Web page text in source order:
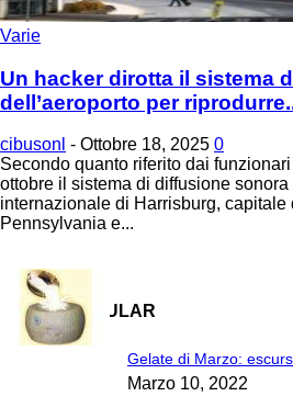
Varie
Un hacker dirotta il sistema
dell’aeroporto per
cibusonl - Ottobre 18, 2025 0
Secondo quanto riferito dai
ottobre il sistema di diffusione
internazionale di Harrisburg, capitale
Pennsylvania e...
MOST POPULAR
Gelate di Marzo:
Marzo 10, 2022